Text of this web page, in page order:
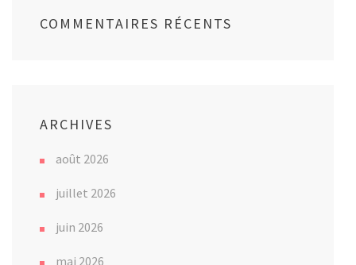
COMMENTAIRES RÉCENTS
ARCHIVES
août 2026
juillet 2026
juin 2026
mai 2026